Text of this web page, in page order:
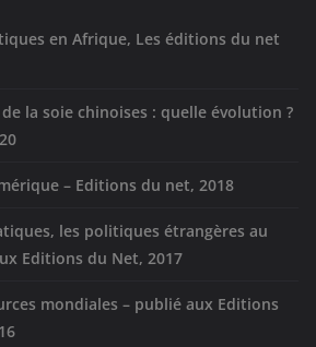
en Afrique, Les éditions du net
la soie chinoises : quelle évolution ?
– Editions du net, 2018
les politiques étrangères au
Editions du Net, 2017
mondiales – publié aux Editions